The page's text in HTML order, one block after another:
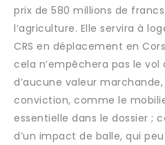
prix de 580 millions de
l’agriculture. Elle servira à
CRS en déplacement en
cela n’empêchera pas le vol
d’aucune valeur
conviction, comme le
essentielle dans le dossier ;
d’un impact de balle, qui